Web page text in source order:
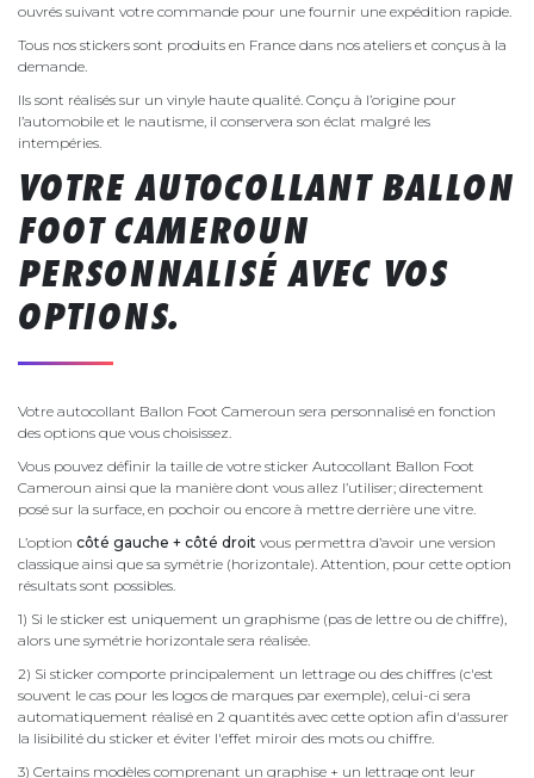
ouvrés suivant votre commande pour une fournir une expédition rapide.
Tous nos stickers sont produits en France dans nos ateliers et conçus à la
demande.
Ils sont réalisés sur un vinyle haute qualité. Conçu à l’origine pour
l’automobile et le nautisme, il conservera son éclat malgré les
intempéries.
VOTRE AUTOCOLLANT BALLON
FOOT CAMEROUN
PERSONNALISÉ AVEC VOS
OPTIONS.
Votre autocollant Ballon Foot Cameroun sera personnalisé en fonction
des options que vous choisissez.
Vous pouvez définir la taille de votre sticker Autocollant Ballon Foot
Cameroun ainsi que la manière dont vous allez l’utiliser; directement
posé sur la surface, en pochoir ou encore à mettre derrière une vitre.
L’option côté gauche + côté droit vous permettra d’avoir une version
classique ainsi que sa symétrie (horizontale). Attention, pour cette option
résultats sont possibles.
1) Si le sticker est uniquement un graphisme (pas de lettre ou de chiffre),
alors une symétrie horizontale sera réalisée.
2) Si sticker comporte principalement un lettrage ou des chiffres (c'est
souvent le cas pour les logos de marques par exemple), celui-ci sera
automatiquement réalisé en 2 quantités avec cette option afin d'assurer
la lisibilité du sticker et éviter l'effet miroir des mots ou chiffre.
3) Certains modèles comprenant un graphise + un lettrage ont leur